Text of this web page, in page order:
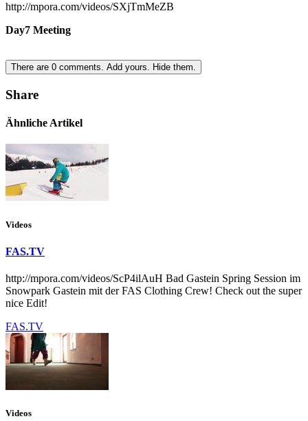
http://mpora.com/videos/SXjTmMeZB
Day7 Meeting
There are 0 comments. Add yours. Hide them.
Share
Ähnliche Artikel
Videos
FAS.TV
http://mpora.com/videos/ScP4ilAuH Bad Gastein Spring Session im
Snowpark Gastein mit der FAS Clothing Crew! Check out the super
nice Edit!
FAS.TV
Videos